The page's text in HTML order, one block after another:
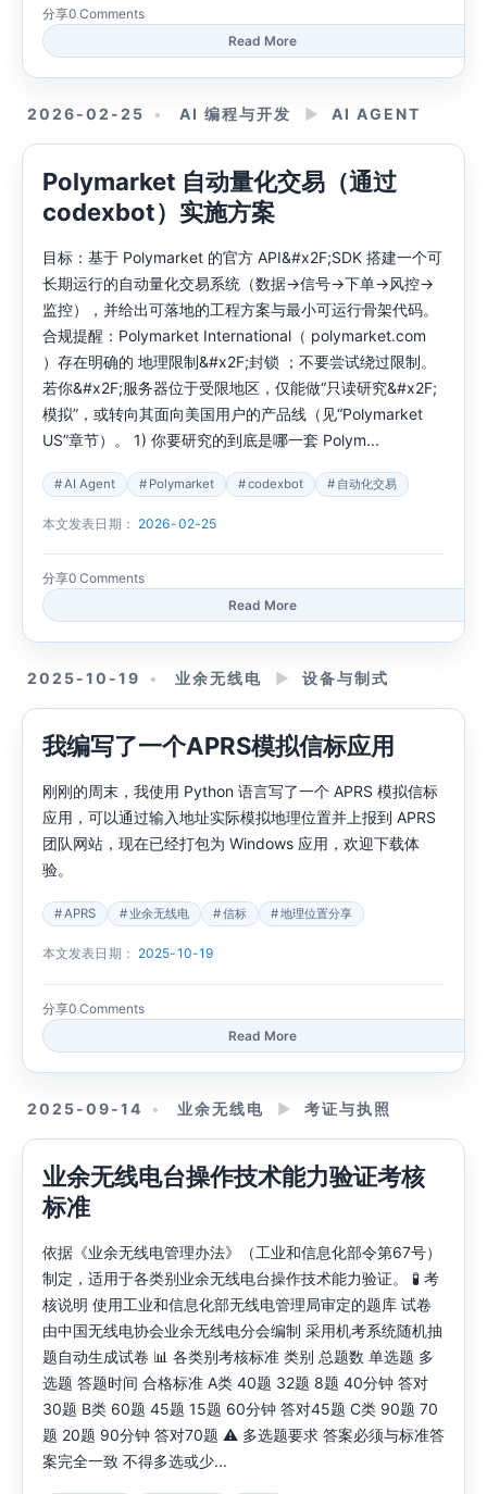
分享0 Comments
Read More
2026-02-25 AI 编程与开发 ► AI AGENT
Polymarket 自动量化交易（通过
codexbot）实施方案
目标：基于 Polymarket 的官方 API&#x2F;SDK 搭建一个可
长期运行的自动量化交易系统（数据→信号→下单→风控→
监控），并给出可落地的工程方案与最小可运行骨架代码。
合规提醒：Polymarket International（ polymarket.com
）存在明确的 地理限制&#x2F;封锁 ；不要尝试绕过限制。
若你&#x2F;服务器位于受限地区，仅能做“只读研究&#x2F;
模拟”，或转向其面向美国用户的产品线（见“Polymarket
US”章节）。 1) 你要研究的到底是哪一套 Polym...
AI Agent Polymarket codexbot 自动化交易
本文发表日期： 2026-02-25
分享0 Comments
Read More
2025-10-19 业余无线电 ► 设备与制式
我编写了一个APRS模拟信标应用
刚刚的周末，我使用 Python 语言写了一个 APRS 模拟信标
应用，可以通过输入地址实际模拟地理位置并上报到 APRS
团队网站，现在已经打包为 Windows 应用，欢迎下载体
验。
APRS 业余无线电 信标 地理位置分享
本文发表日期： 2025-10-19
分享0 Comments
Read More
2025-09-14 业余无线电 ► 考证与执照
业余无线电台操作技术能力验证考核
标准
依据《业余无线电管理办法》（工业和信息化部令第67号）
制定，适用于各类别业余无线电台操作技术能力验证。 🧪 考
核说明 使用工业和信息化部无线电管理局审定的题库 试卷
由中国无线电协会业余无线电分会编制 采用机考系统随机抽
题自动生成试卷 📊 各类别考核标准 类别 总题数 单选题 多
选题 答题时间 合格标准 A类 40题 32题 8题 40分钟 答对
30题 B类 60题 45题 15题 60分钟 答对45题 C类 90题 70
题 20题 90分钟 答对70题 ⚠️ 多选题要求 答案必须与标准答
案完全一致 不得多选或少...